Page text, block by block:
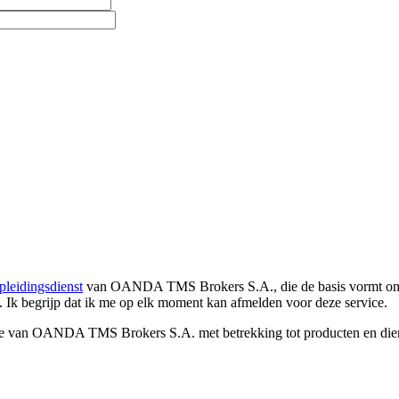
van OANDA TMS Brokers S.A., die de basis vormt
Ik begrijp dat ik me op elk moment kan afmelden voor deze service.
OANDA TMS Brokers S.A. met betrekking tot producten en